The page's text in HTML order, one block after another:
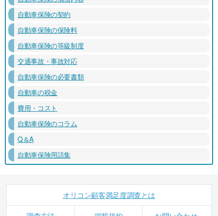
自動車保険の契約
自動車保険の保険料
自動車保険の等級制度
交通事故・事故対応
自動車保険の必要書類
自動車の税金
費用・コスト
自動車保険のコラム
Q＆A
自動車保険用語集
オリコン顧客満足度調査とは